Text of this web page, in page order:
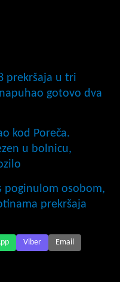
prekršaja u tri
gotovo dva
kod Poreča.
u bolnicu,
poginulom osobom,
prekršaja
Viber Email